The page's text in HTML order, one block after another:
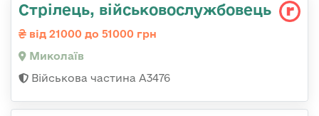
Стрілець, військовослужбовець
від 21000 до 51000 грн
Миколаїв
Військова частина А3476